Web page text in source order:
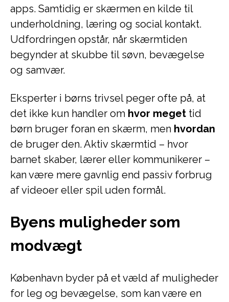
apps. Samtidig er skærmen en kilde til
underholdning, læring og social kontakt.
Udfordringen opstår, når skærmtiden
begynder at skubbe til søvn, bevægelse
og samvær.
Eksperter i børns trivsel peger ofte på, at
det ikke kun handler om hvor meget tid
børn bruger foran en skærm, men hvordan
de bruger den. Aktiv skærmtid – hvor
barnet skaber, lærer eller kommunikerer –
kan være mere gavnlig end passiv forbrug
af videoer eller spil uden formål.
Byens muligheder som
modvægt
København byder på et væld af muligheder
for leg og bevægelse, som kan være en